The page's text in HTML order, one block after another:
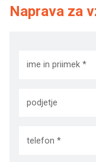
Naprava za